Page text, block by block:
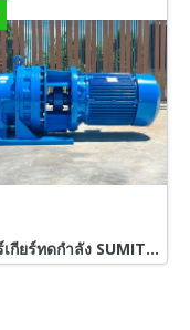
มอเตอร์เกียร์ทดกำลัง SUMITOMO JAPAN ขนาด 60 HP อัตราทด 1 : 43 ( 22 rpm ) 380V รุ่นใหญ่งานหนัก Heavy Deuty